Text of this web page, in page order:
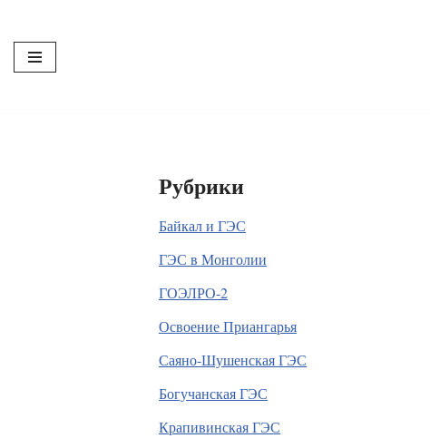
Перейти
к
Рубрики
Байкал и ГЭС
ГЭС в Монголии
ГОЭЛРО-2
Освоение Приангарья
Саяно-Шушенская ГЭС
Богучанская ГЭС
Крапивинская ГЭС